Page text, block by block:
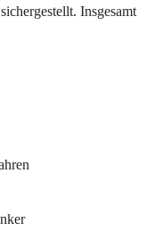
Insgesamt